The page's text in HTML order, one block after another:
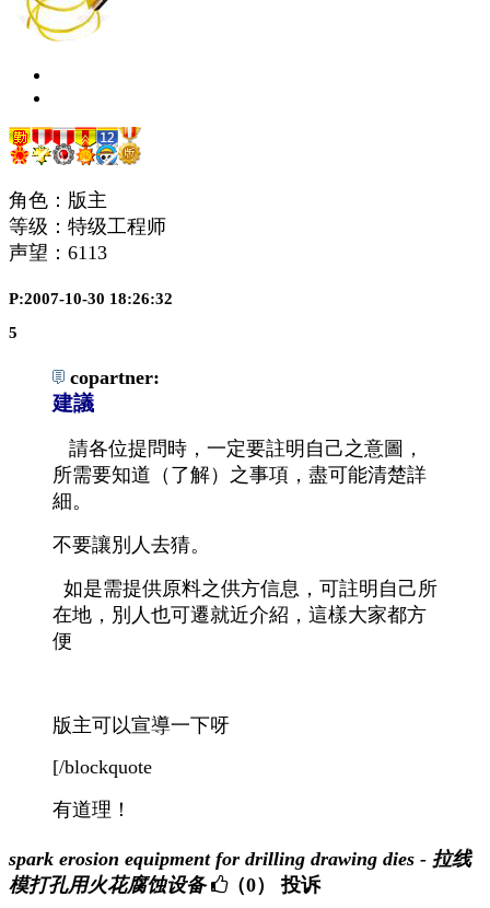
角色：版主
等级：特级工程师
声望： 6113
P:2007-10-30 18:26:32
5
copartner:
建議
請各位提問時，一定要註明自己之意圖，
所需要知道（了解）之事項，盡可能清楚詳
細。
不要讓別人去猜。
如是需提供原料之供方信息，可註明自己所
在地，別人也可遷就近介紹，這樣大家都方
便
版主可以宣導一下呀
[/blockquote
有道理！
spark erosion equipment for drilling drawing dies - 拉线
模打孔用火花腐蚀设备
（0） 投诉